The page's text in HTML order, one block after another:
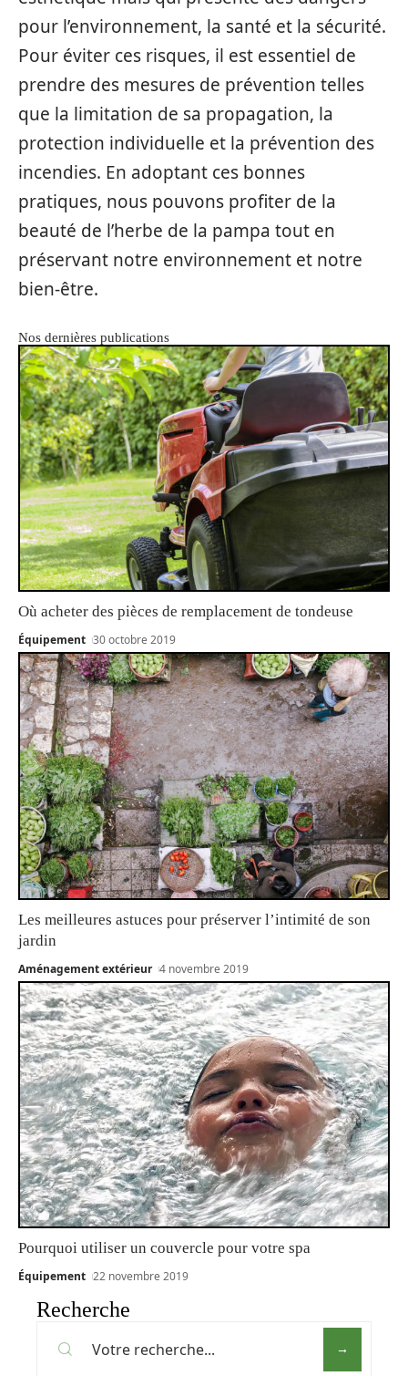
pour l’environnement, la santé et la sécurité.
Pour éviter ces risques, il est essentiel de
prendre des mesures de prévention telles
que la limitation de sa propagation, la
protection individuelle et la prévention des
incendies. En adoptant ces bonnes
pratiques, nous pouvons profiter de la
beauté de l’herbe de la pampa tout en
préservant notre environnement et notre
bien-être.
Nos dernières publications
Où acheter des pièces de remplacement de tondeuse
Équipement 30 octobre 2019
Les meilleures astuces pour préserver l’intimité de son
jardin
Aménagement extérieur 4 novembre 2019
Pourquoi utiliser un couvercle pour votre spa
Équipement 22 novembre 2019
Recherche